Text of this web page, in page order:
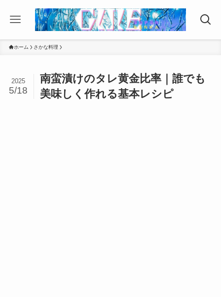
ホーム さかな料理
南蛮漬けのタレ黄金比率｜誰でも
美味しく作れる基本レシピ
2025
5/18